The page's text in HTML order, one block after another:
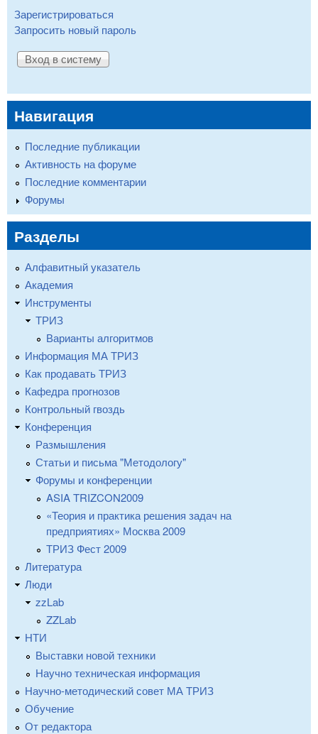
Зарегистрироваться
Запросить новый пароль
Навигация
Последние публикации
Активность на форуме
Последние комментарии
Форумы
Разделы
Алфавитный указатель
Академия
Инструменты
ТРИЗ
Варианты алгоритмов
Информация МА ТРИЗ
Как продавать ТРИЗ
Кафедра прогнозов
Контрольный гвоздь
Конференция
Размышления
Статьи и письма "Методологу"
Форумы и конференции
ASIA TRIZCON2009
«Теория и практика решения задач на
предприятиях» Москва 2009
ТРИЗ Фест 2009
Литература
Люди
zzLab
ZZLab
НТИ
Выставки новой техники
Научно техническая информация
Научно-методический совет МА ТРИЗ
Обучение
От редактора